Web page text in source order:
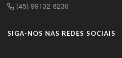
(45) 99132-8230
SIGA-NOS NAS REDES SOCIAIS